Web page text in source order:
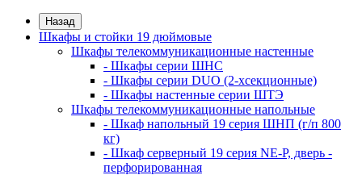
Назад
Шкафы и стойки 19 дюймовые
Шкафы телекоммуникационные настенные
- Шкафы серии ШНС
- Шкафы серии DUO (2-хсекционные)
- Шкафы настенные серии ШТЭ
Шкафы телекоммуникационные напольные
- Шкаф напольный 19 серия ШНП (г/п 800
кг)
- Шкаф серверный 19 серия NE-P, дверь -
перфорированная